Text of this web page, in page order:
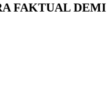
FAKTUAL